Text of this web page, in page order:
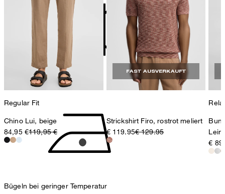
nicht Trommeltrocknen
Bügeln bei geringer Temperatur
Sonnenwiesenstrasse 21
8280 Kreuzlingen
Regular Fit
Chino Lui, beige
84,95 €119,95 €
FAST AUSVERKAUFT
Strickshirt Firo, rostrot meliert
€ 119.95€ 129.95
€